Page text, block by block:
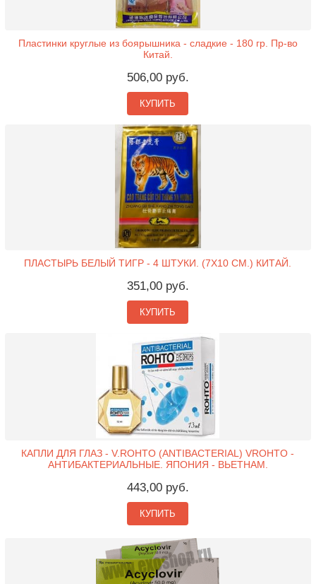
Пластинки круглые из боярышника - сладкие - 180 гр. Пр-во
Китай.
506,00 руб.
КУПИТЬ
ПЛАСТЫРЬ БЕЛЫЙ ТИГР - 4 ШТУКИ. (7X10 СМ.) КИТАЙ.
351,00 руб.
КУПИТЬ
КАПЛИ ДЛЯ ГЛАЗ - V.ROHTO (ANTIBACTERIAL) VROHTO -
АНТИБАКТЕРИАЛЬНЫЕ. ЯПОНИЯ - ВЬЕТНАМ.
443,00 руб.
КУПИТЬ